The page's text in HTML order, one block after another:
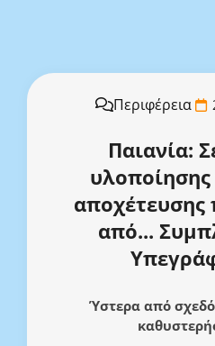
Περιφέρεια
Παιανία:
υλοποίησης
από...
Ύστερα από